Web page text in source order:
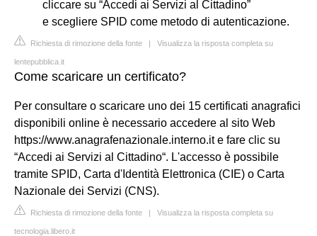
cliccare su “Accedi ai Servizi al Cittadino”
e scegliere SPID come metodo di autenticazione.
Richiesta di rimozione della fonte | Visualizza la risposta completa su
lentepubblica.it
Come scaricare un certificato?
Per consultare o scaricare uno dei 15 certificati anagrafici
disponibili online è necessario accedere al sito Web
https://www.anagrafenazionale.interno.it e fare clic su
“Accedi ai Servizi al Cittadino“. L'accesso è possibile
tramite SPID, Carta d'Identità Elettronica (CIE) o Carta
Nazionale dei Servizi (CNS).
Richiesta di rimozione della fonte | Visualizza la risposta completa su
tecnologia.libero.it